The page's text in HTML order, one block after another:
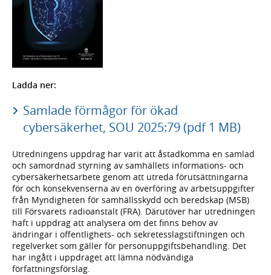
Ladda ner:
Samlade förmågor för ökad
cybersäkerhet, SOU 2025:79 (pdf 1 MB)
Utredningens uppdrag har varit att åstadkomma en samlad
och samordnad styrning av samhällets informations- och
cybersäkerhetsarbete genom att utreda förutsättningarna
för och konsekvenserna av en överföring av arbetsuppgifter
från Myndigheten för samhällsskydd och beredskap (MSB)
till Försvarets radioanstalt (FRA). Därutöver har utredningen
haft i uppdrag att analysera om det finns behov av
ändringar i offentlighets- och sekretesslagstiftningen och
regelverket som gäller för personuppgiftsbehandling. Det
har ingått i uppdraget att lämna nödvändiga
författningsförslag.